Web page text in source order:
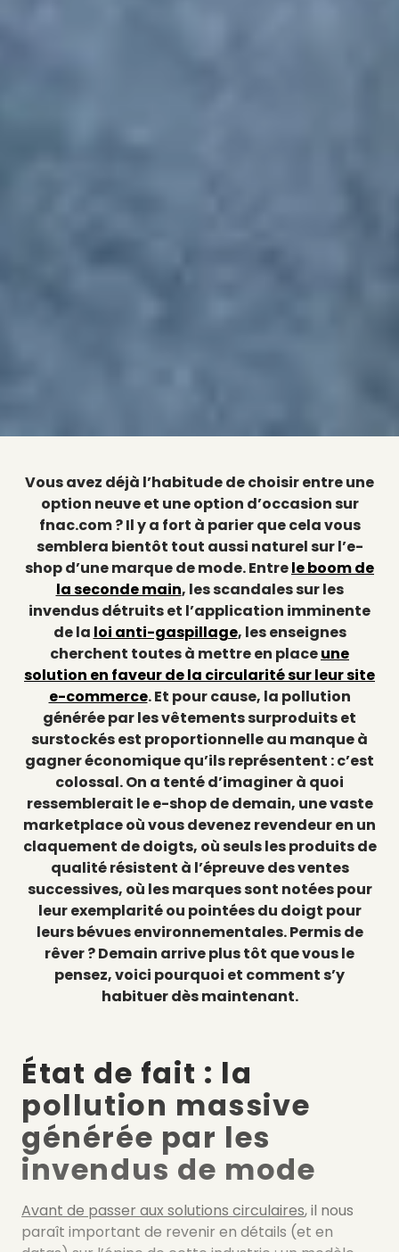
Vous avez déjà l’habitude de choisir entre une
option neuve et une option d’occasion sur
fnac.com ? Il y a fort à parier que cela vous
semblera bientôt tout aussi naturel sur l’e-
shop d’une marque de mode. Entrele boom de
la seconde main, les scandales sur les
invendus détruits et l’application imminente
de la loi anti-gaspillage, les enseignes
cherchent toutes à mettre en placeune
solution en faveur de la circularité sur leur site
e-commerce. Et pour cause, la pollution
générée par les vêtements surproduits et
surstockés est proportionnelle au manque à
gagner économique qu’ils représentent : c’est
colossal. On a tenté d’imaginer à quoi
ressemblerait le e-shop de demain, une vaste
marketplace où vous devenez revendeur en un
claquement de doigts, où seuls les produits de
qualité résistent à l’épreuve des ventes
successives, où les marques sont notées pour
leur exemplarité ou pointées du doigt pour
leurs bévues environnementales. Permis de
rêver ? Demain arrive plus tôt que vous le
pensez, voici pourquoi et comment s’y
habituer dès maintenant.
État de fait : la
pollution massive
générée par les
invendus de mode
Avant de passer aux solutions circulaires, il nous
paraît important de revenir en détails (et en